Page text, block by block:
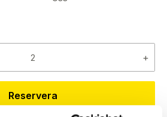
+
Reservera